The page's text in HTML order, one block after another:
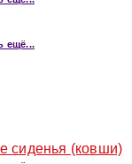
ещё...
сиденья (ковши)